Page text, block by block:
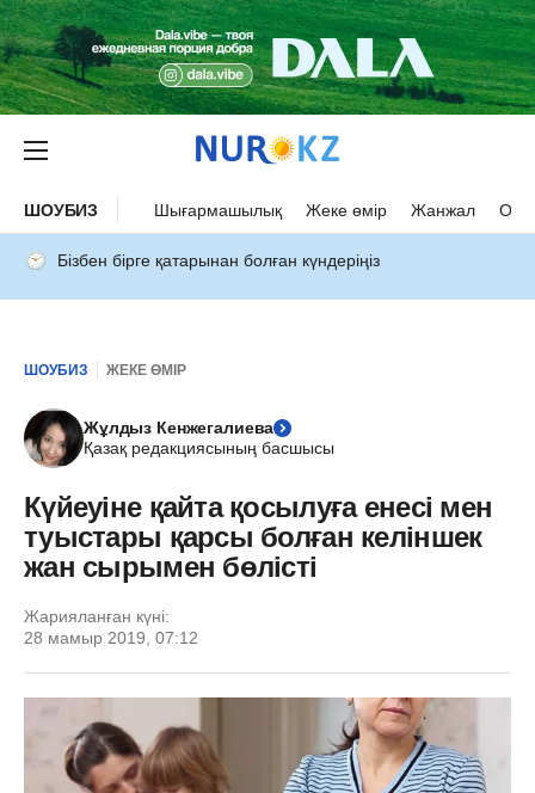
ШОУБИЗ Шығармашылық Жеке өмір Жанжал
Бізбен бірге қатарынан болған күндеріңіз
ШОУБИЗ ЖЕКЕ ӨМІР
Жұлдыз Кенжегалиева
Қазақ редакциясының басшысы
Күйеуіне қайта қосылуға енесі мен
туыстары қарсы болған келіншек
жан сырымен бөлісті
Жарияланған күні:
28 мамыр 2019, 07:12